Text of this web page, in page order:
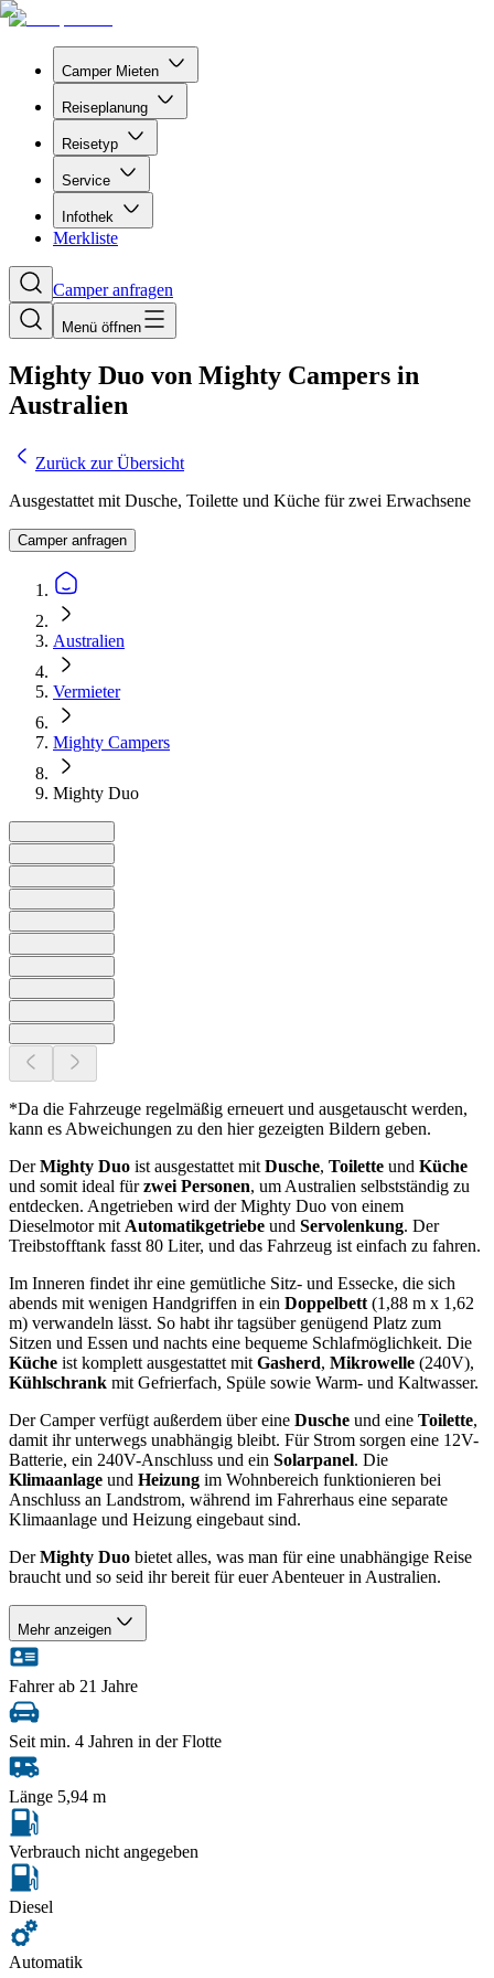
Camper Mieten
Reiseplanung
Reisetyp
Service
Infothek
Merkliste
Camper anfragen
Menü öffnen
Mighty Duo von Mighty Campers in
Australien
Zurück zur Übersicht
Ausgestattet mit Dusche, Toilette und Küche für zwei Erwachsene
Camper anfragen
Australien
Vermieter
Mighty Campers
Mighty Duo
*Da die Fahrzeuge regelmäßig erneuert und ausgetauscht werden,
kann es Abweichungen zu den hier gezeigten Bildern geben.
DerMighty Duo ist ausgestattet mit Dusche, Toilette und Küche
und somit ideal fürzwei Personen, um Australien selbstständig zu
entdecken. Angetrieben wird der Mighty Duo von einem
Dieselmotor mit Automatikgetriebe und Servolenkung. Der
Treibstofftank fasst 80 Liter, und das Fahrzeug ist einfach zu fahren.
Im Inneren findet ihr eine gemütliche Sitz- und Essecke, die sich
abends mit wenigen Handgriffen in ein Doppelbett (1,88 m x 1,62
m) verwandeln lässt. So habt ihr tagsüber genügend Platz zum
Sitzen und Essen und nachts eine bequeme Schlafmöglichkeit. Die
Küche ist komplett ausgestattet mit Gasherd, Mikrowelle (240V),
Kühlschrank mit Gefrierfach, Spüle sowie Warm- und Kaltwasser.
Der Camper verfügt außerdem über eine Dusche und eine Toilette,
damit ihr unterwegs unabhängig bleibt. Für Strom sorgen eine 12V-
Batterie, ein 240V-Anschluss und ein Solarpanel. Die
Klimaanlage und Heizung im Wohnbereich funktionieren bei
Anschluss an Landstrom, während im Fahrerhaus eine separate
Klimaanlage und Heizung eingebaut sind.
DerMighty Duo bietet alles, was man für eine unabhängige Reise
braucht und so seid ihr bereit für euer Abenteuer in Australien.
Mehr anzeigen
Fahrer ab 21 Jahre
Seit min. 4 Jahren in der Flotte
Länge 5,94 m
Verbrauch nicht angegeben
Diesel
Automatik